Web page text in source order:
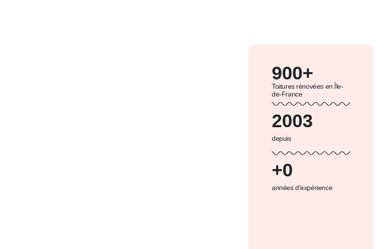
Toitures rénovées en Île-
de-France
900+
depuis
2003
années d'expérience
+0